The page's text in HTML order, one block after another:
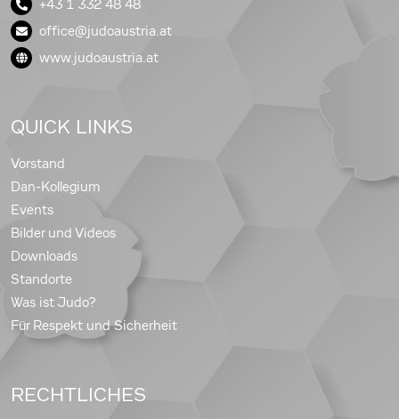
+43 1 332 48 48
office@judoaustria.at
www.judoaustria.at
QUICK LINKS
Vorstand
Dan-Kollegium
Events
Bilder und Videos
Downloads
Standorte
Was ist Judo?
Für Respekt und Sicherheit
RECHTLICHES